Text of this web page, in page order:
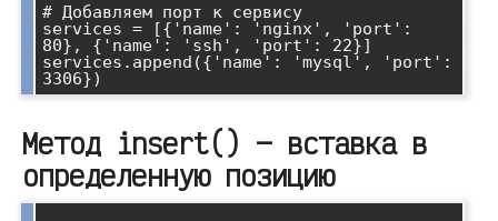
# Добавляем порт к сервису
services = [{'name': 'nginx', 'port':
80}, {'name': 'ssh', 'port': 22}]
services.append({'name': 'mysql', 'port':
Метод insert() — вставка в
определенную позицию